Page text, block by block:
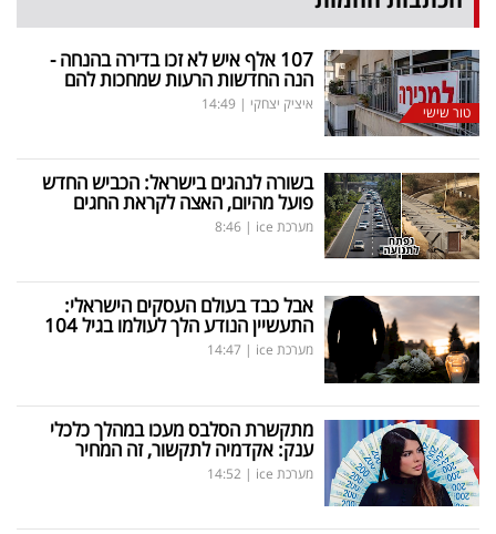
טור שישי
107 אלף איש לא זכו בדירה בהנחה -
הנה החדשות הרעות שמחכות להם
איציק יצחקי |
14:49
בשורה לנהגים בישראל: הכביש החדש
פועל מהיום, האצה לקראת החגים
מערכת ice |
8:46
אבל כבד בעולם העסקים הישראלי:
התעשיין הנודע הלך לעולמו בגיל 104
מערכת ice |
14:47
מתקשרת הסלבס מעכו במהלך כלכלי
ענק: אקדמיה לתקשור, זה המחיר
מערכת ice |
14:52